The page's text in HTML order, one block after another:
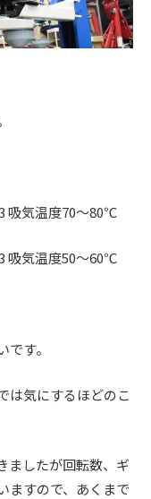
吸気温度70～80℃
吸気温度50～60℃
す。
は気にするほどのこ
ましたが回転数、ギ
ますので、あくまで